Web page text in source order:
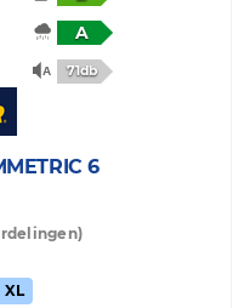
A
71db
6
XL